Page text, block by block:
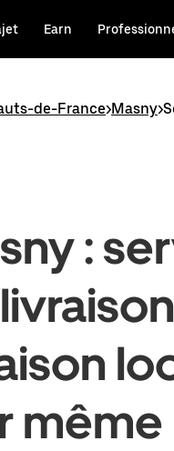
Earn
de-France>Masny>
:
même